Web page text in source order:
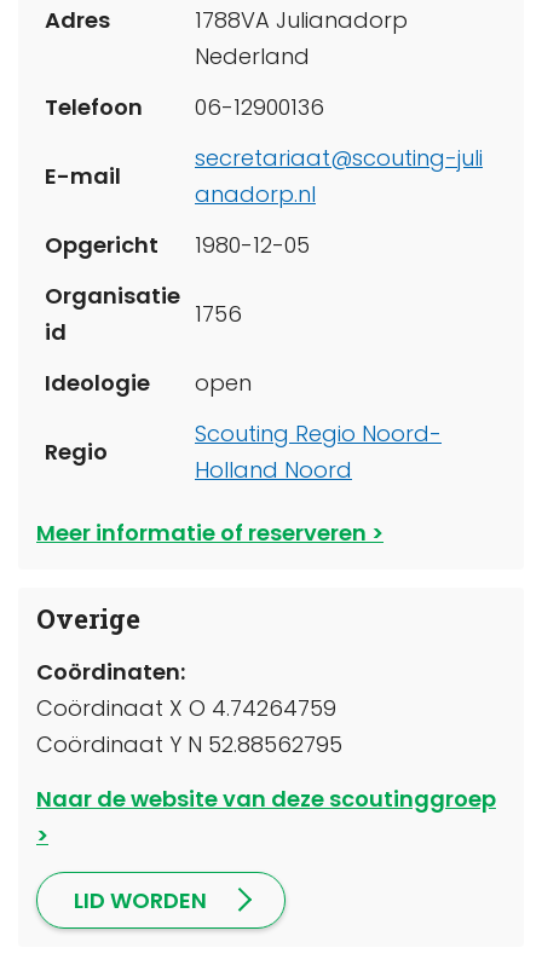
Adres
1788VA Julianadorp
Nederland
Telefoon
06-12900136
E-mail
secretariaat@scouting-juli
anadorp.nl
Opgericht
1980-12-05
Organisatie
id
1756
Ideologie open
Regio
Scouting Regio Noord-
Holland Noord
Meer informatie of reserveren
Overige
Coördinaten:
Coördinaat X O 4.74264759
Coördinaat Y N 52.88562795
Naar de website van deze scoutinggroep
LID WORDEN